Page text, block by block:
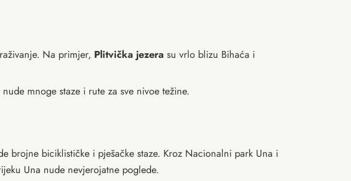
Na primjer, Plitvička jezera su vrlo blizu Bihaća i
mnoge staze i rute za sve nivoe težine.
brojne biciklističke i pješačke staze. Kroz Nacionalni park Una i
Una nude nevjerojatne poglede.